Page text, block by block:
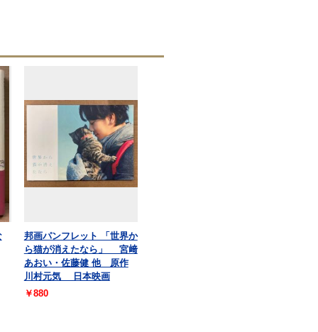
邦画パンフレット 「世界か
ら猫が消えたなら」 宮﨑
あおい・佐藤健 他 原作
川村元気 日本映画
￥880